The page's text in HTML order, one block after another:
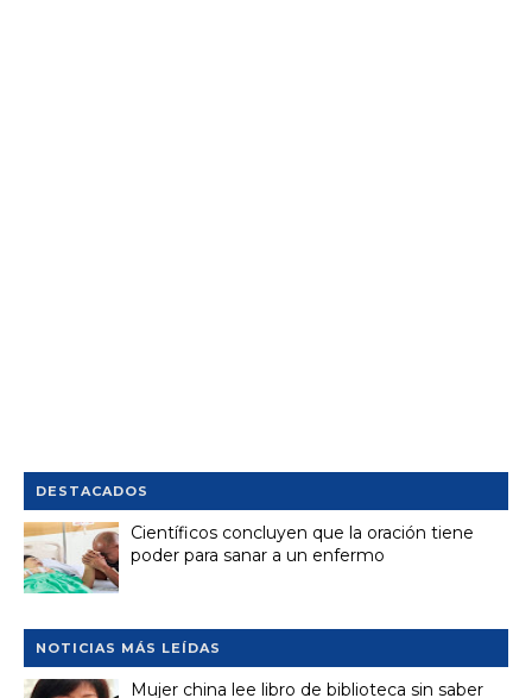
DESTACADOS
Científicos concluyen que la oración tiene
poder para sanar a un enfermo
NOTICIAS MÁS LEÍDAS
Mujer china lee libro de biblioteca sin saber